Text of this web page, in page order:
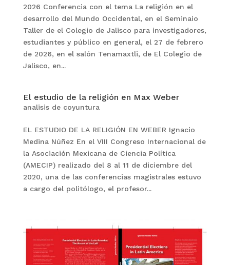
2026 Conferencia con el tema La religión en el
desarrollo del Mundo Occidental, en el Seminaio
Taller de el Colegio de Jalisco para investigadores,
estudiantes y público en general, el 27 de febrero
de 2026, en el salón Tenamaxtli, de El Colegio de
Jalisco, en...
El estudio de la religión en Max Weber
analisis de coyuntura
EL ESTUDIO DE LA RELIGIÓN EN WEBER Ignacio
Medina Núñez En el VIII Congreso Internacional de
la Asociación Mexicana de Ciencia Política
(AMECIP) realizado del 8 al 11 de diciembre del
2020, una de las conferencias magistrales estuvo
a cargo del politólogo, el profesor...